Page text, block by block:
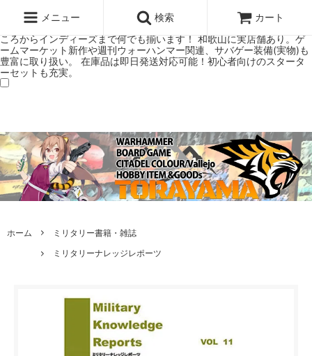
ミアムショップTORAYAMA。通販・オンラインショップです！ ウォー
ハンマーとボードゲームのことなら当店へ！ボードゲームもメジャーど
ころからインディーズまで何でも揃います！ 和歌山に実店舗あり。ゲ
ームマーケット新作や週刊ウォーハンマー関連、サバゲー装備(実物)も
豊富に取り扱い。 在庫品は即日発送対応可能！初心者向けのスタータ
ーセットも充実。
メニュー 検索 カート
ホーム
ミリタリー書籍・雑誌
ミリタリーナレッジレポーツ